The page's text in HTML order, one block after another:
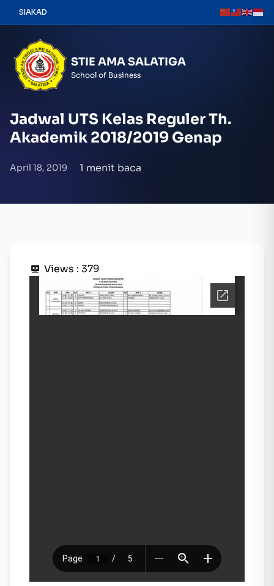
SIAKAD
STIE AMA SALATIGA
School of Business
Jadwal UTS Kelas Reguler Th.
Akademik 2018/2019 Genap
April 18, 2019 1 menit baca
Views : 379